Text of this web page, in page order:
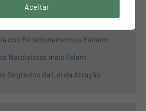
dos Relacionamentos Falham
Narcisistas mais Falam
Segredos da Lei da Atração
Aceitar